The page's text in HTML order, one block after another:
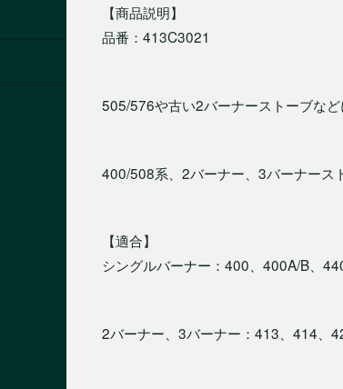
【商品説明】
品番：413C3021
505/576や古い2バーナーストーブなど
400/508系、2バーナー、3バーナース
【適合】
シングルバーナー：400、400A/B、
2バーナー、3バーナー：413、414、